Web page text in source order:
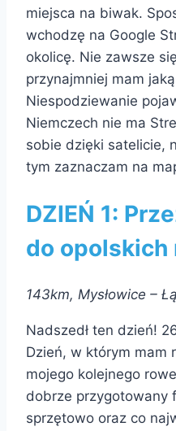
miejsca na biwak.
wchodzę na Google
okolicę. Nie zawsze
przynajmniej mam
Niespodziewanie
Niemczech nie ma
sobie dzięki satelicie,
tym zaznaczam na
DZIEŃ 1:
do
143km, Mysłowice –
Nadszedł ten dzień!
Dzień, w którym mam
mojego kolejnego
dobrze przygotowany
sprzętowo oraz co